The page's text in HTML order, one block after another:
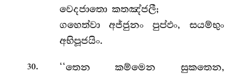
වෙදජාතො කතඤ්ජලී;
ගහෙත්වා අජ්ජුනං පුප්ඵං, සයම්භුං
අභිපූජයිං.
30. ‘‘තෙනකම්මෙන සුකතෙන,